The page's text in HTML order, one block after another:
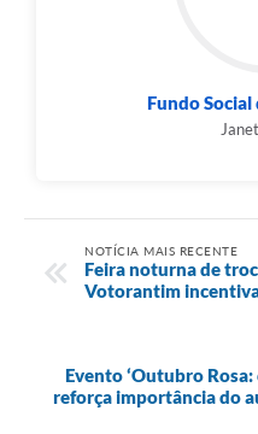
Fundo
NOTÍCIA MAIS RECENTE
Feira noturna de
Votorantim
Evento ‘Outubro
reforça importância do